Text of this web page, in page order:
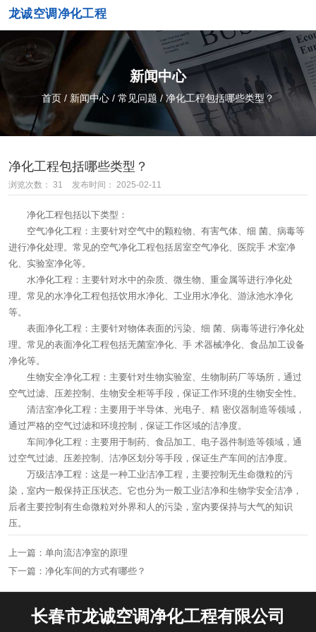
龙诚空调净化工程
新闻中心
首页 / 新闻中心 / 常见问题 /净化工程包括哪些类型？
净化工程包括哪些类型？
浏览次数： 31 发布时间： 2025-02-11
净化工程包括以下类型：
空气净化工程：主要针对空气中的颗粒物、有害气体、细 菌、病毒等
进行净化处理。常见的空气净化工程包括居室空气净化、医院手 术室净
化、实验室净化等。
水净化工程：主要针对水中的杂质、微生物、重金属等进行净化处
理。常见的水净化工程包括饮用水净化、工业用水净化、游泳池水净化
等。
表面净化工程：主要针对物体表面的污染、细 菌、病毒等进行净化处
理。常见的表面净化工程包括无菌室净化、手 术器械净化、食品加工设备
净化等。
生物安全净化工程：主要针对生物实验室、生物制药厂等场所，通过
空气过滤、压差控制、生物安全柜等手段，保证工作环境的生物安全性。
清洁室净化工程：主要用于半导体、光电子、精 密仪器制造等领域，
通过严格的空气过滤和环境控制，保证工作区域的洁净度。
车间净化工程：主要用于制药、食品加工、电子器件制造等领域，通
过空气过滤、压差控制、洁净区划分等手段，保证生产车间的洁净度。
万级洁净工程：这是一种工业洁净工程，主要控制无生命微粒的污
染，室内一般保持正压状态。它也分为一般工业洁净和生物学安全洁净，
后者主要控制有生命微粒对外界和人的污染，室内要保持与大气的知识
压。
上一篇： 单向流洁净室的原理
下一篇： 净化车间的方式有哪些？
长春市龙诚空调净化工程有限公司